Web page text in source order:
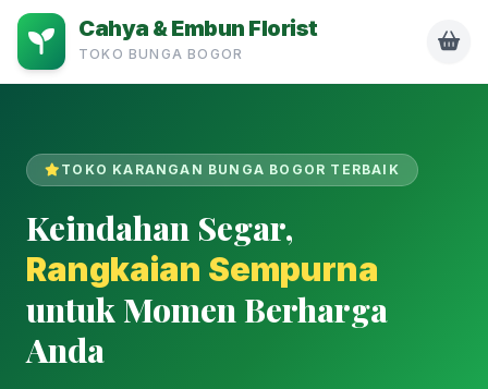
Cahya & Embun Florist
TOKO BUNGA BOGOR
TOKO KARANGAN BUNGA BOGOR TERBAIK
Keindahan Segar,
Rangkaian Sempurna
untuk Momen Berharga
Anda